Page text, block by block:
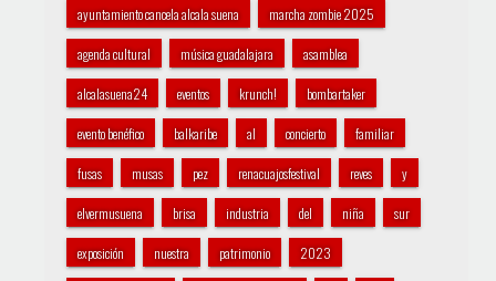
ayuntamiento cancela alcala suena marcha zombie 2025
agenda cultural música guadalajara asamblea
alcalasuena24 eventos krunch! bombartaker
evento benéfico balkaribe al concierto familiar
fusas musas pez renacuajosfestival reves y
elvermusuena brisa industria del niña sur
exposición nuestra patrimonio 2023